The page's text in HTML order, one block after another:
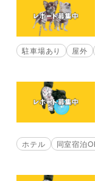
駐車場あり 屋外
ホテル 同室宿泊